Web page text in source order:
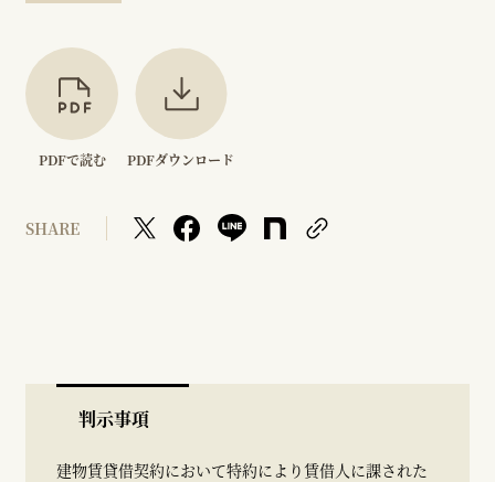
PDFで読む PDFダウンロード
SHARE
判示事項
建物賃貸借契約において特約により賃借人に課された